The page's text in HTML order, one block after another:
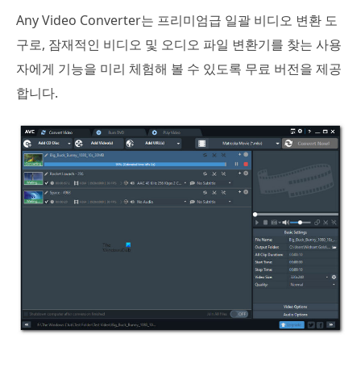
Any Video Converter는 프리미엄급 일괄 비디오 변환 도
구로, 잠재적인 비디오 및 오디오 파일 변환기를 찾는 사용
자에게 기능을 미리 체험해 볼 수 있도록 무료 버전을 제공
합니다.